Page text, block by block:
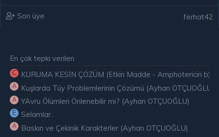
Son üye ferhat42
En çok tepki verilen
C KURUMA KESİN ÇÖZÜM (Etkin Madde - Amphotericin b)
A Kuşlarda Tüy Problemlerinin Çözümü (Ayhan OTÇUOĞLU)
A YAvru Ölümleri Önlenebilir mi? (Ayhan OTÇUOĞLU)
E Selamlar..
A Baskın ve Çekinik Karakterler (Ayhan OTÇUOĞLU)